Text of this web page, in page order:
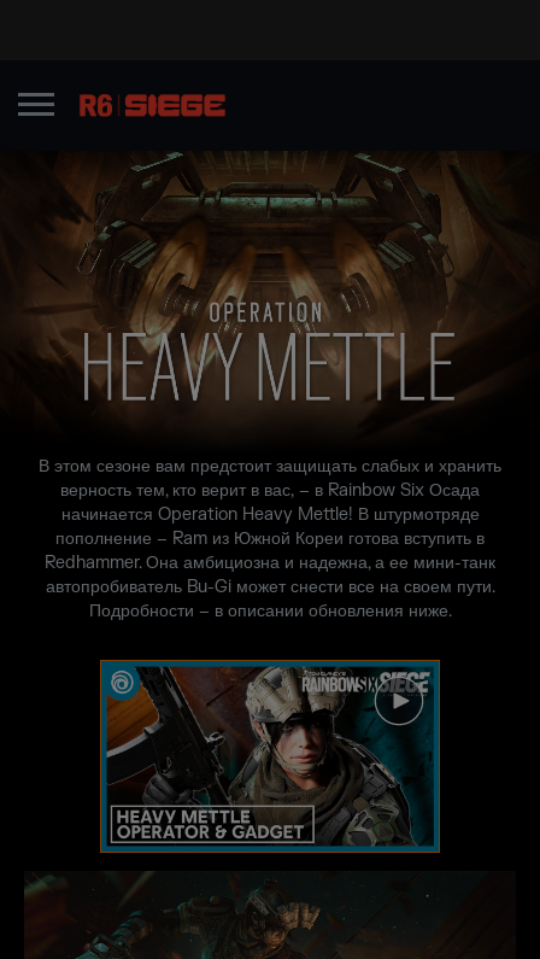
В этом сезоне вам предстоит защищать слабых и хранить
верность тем, кто верит в вас, – в Rainbow Six Осада
начинается Operation Heavy Mettle! В штурмотряде
пополнение – Ram из Южной Кореи готова вступить в
Redhammer. Она амбициозна и надежна, а ее мини-танк
автопробиватель Bu-Gi может снести все на своем пути.
Подробности – в описании обновления ниже.